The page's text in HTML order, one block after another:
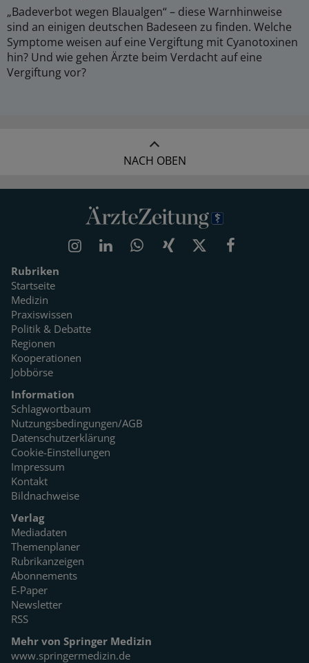
„Badeverbot wegen Blaualgen“ – diese Warnhinweise
sind an einigen deutschen Badeseen zu finden. Welche
Symptome weisen auf eine Vergiftung mit Cyanotoxinen
hin? Und wie gehen Ärzte beim Verdacht auf eine
Vergiftung vor?
NACH OBEN
Rubriken
Startseite
Medizin
Praxiswissen
Politik & Debatte
Regionen
Kooperationen
Jobbörse
Information
Schlagwortbaum
Nutzungsbedingungen/AGB
Datenschutzerklärung
Cookie-Einstellungen
Impressum
Kontakt
Bildnachweise
Verlag
Mediadaten
Themenplaner
Rubrikanzeigen
Abonnements
E-Paper
Newsletter
RSS
Mehr von Springer Medizin
www.springermedizin.de